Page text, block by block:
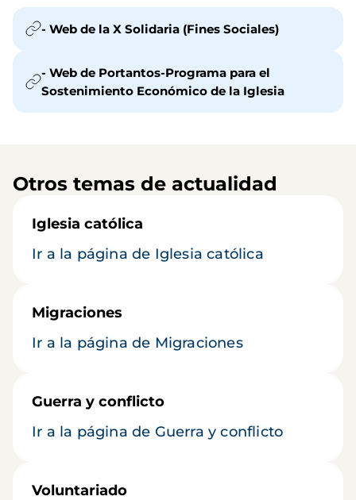
- Web de la X Solidaria (Fines Sociales)
- Web de Portantos-Programa para el
Sostenimiento Económico de la Iglesia
Otros temas de actualidad
Iglesia católica
Ir a la página de Iglesia católica
Migraciones
Ir a la página de Migraciones
Guerra y conflicto
Ir a la página de Guerra y conflicto
Voluntariado